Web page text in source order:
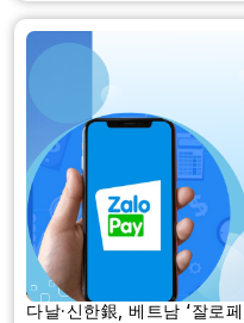
다날·신한銀, 베트남 ‘잘로